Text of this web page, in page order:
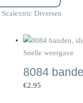
Scalextric Diversen
Snelle weergave
8084
€2.95